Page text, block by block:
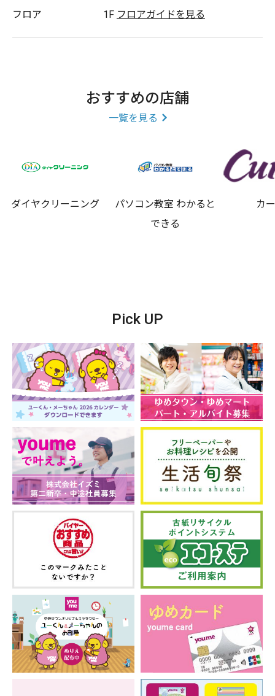
フロア 1F フロアガイドを見る
おすすめの店舗
一覧を見る
ダイヤクリーニング
パソコン教室 わかると
できる
カ
Pick UP